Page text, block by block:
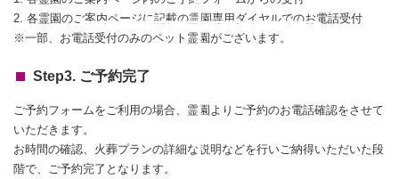
2. 各霊園のご案内ページに記載の霊園専用ダイヤルでのお電話受付
※一部、お電話受付のみのペット霊園がございます。
Step3. ご予約完了
ご予約フォームをご利用の場合、霊園よりご予約のお電話確認をさせて
いただきます。
お時間の確認、火葬プランの詳細な説明などを行いご納得いただいた段
階で、ご予約完了となります。